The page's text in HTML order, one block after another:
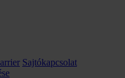
Sajtókapcsolat